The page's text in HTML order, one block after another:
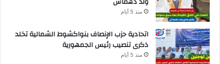
منذ 5 أيام
اتحادية حزب الإنصاف بنواكشوط الشمالية تخلد
ذكرى تنصيب رئيس الجمهورية
منذ 5 أيام